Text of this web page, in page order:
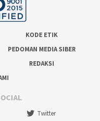
KODE ETIK
PEDOMAN MEDIA SIBER
REDAKSI
Twitter